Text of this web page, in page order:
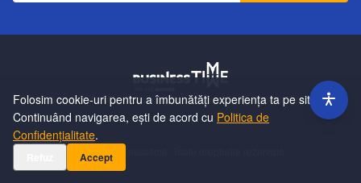
ContactEchipa Publicitate Politică de ConfidențialitateHartă Site
©2026
Folosim cookie-uri pentru a îmbunătăți experiența ta pe site.
Continuând navigarea, ești de acord cu Politica de
Confidențialitate.
Accept